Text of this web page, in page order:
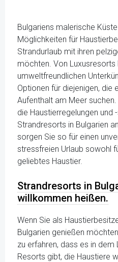
Bulgariens malerische
Möglichkeiten für
Strandurlaub mit ihren
möchten. Von Luxusresorts
umweltfreundlichen
Optionen für diejenigen, die
Aufenthalt am Meer
die Haustierregelungen und
Strandresorts in Bulgarien
sorgen Sie so für einen
stressfreien Urlaub sowohl
geliebtes Haustier.
Strandresorts in
willkommen heißen.
Wenn Sie als
Bulgarien genießen
zu erfahren, dass es in
Resorts gibt, die Haustiere